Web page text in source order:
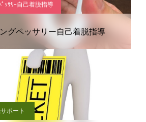
ﾟｯｻﾘｰ自己着脱指導
グペッサリー自己着脱指導
ポート